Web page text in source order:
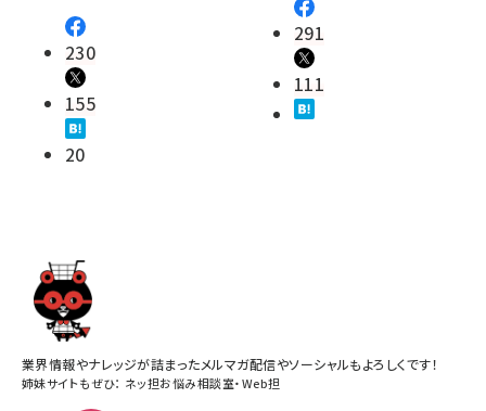
230
155
20
291
111
業界情報やナレッジが詰まったメルマガ配信やソーシャルもよろしくです！
姉妹サイトもぜひ： ネッ担お悩み相談室・Web担